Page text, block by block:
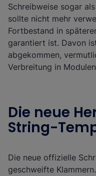
Schreibweise sogar
sollte nicht mehr
Fortbestand in
garantiert ist. Davon
abgekommen,
Verbreitung in
Die neue
String-
Die neue offizielle
geschweifte